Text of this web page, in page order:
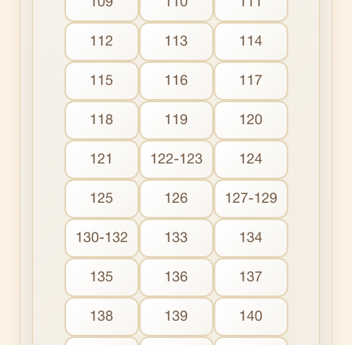
112 113 114
115 116 117
118 119 120
121 122-123 124
125 126 127-129
130-132 133 134
135 136 137
138 139 140